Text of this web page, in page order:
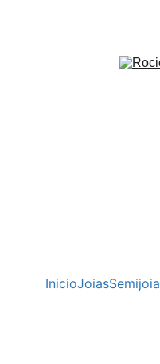
InicioJoiasSemijoia